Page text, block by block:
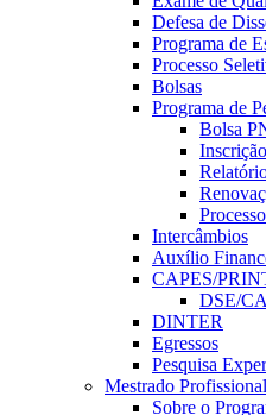
Defesa de
Programa de
Processo
Bolsas
Programa de
Bolsa
Inscrição
Intercâmbios
Auxílio
CAPES/
DSE/
DINTER
Egressos
Pesquisa
Mestrado
Sobre o